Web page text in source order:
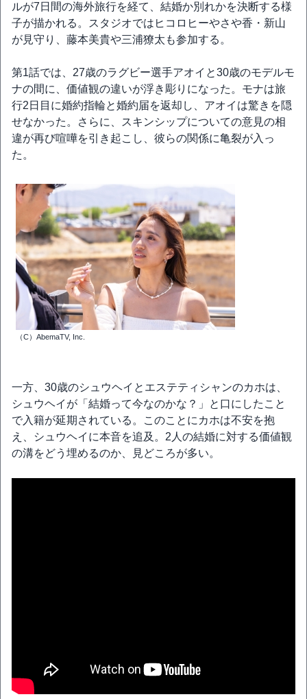
ルが7日間の海外旅行を経て、結婚か別れかを決断する様
子が描かれる。スタジオではヒコロヒーやさや香・新山
が見守り、藤本美貴や三浦獠太も参加する。
第1話では、27歳のラグビー選手アオイと30歳のモデルモ
ナの間に、価値観の違いが浮き彫りになった。モナは旅
行2日目に婚約指輪と婚約届を返却し、アオイは驚きを隠
せなかった。さらに、スキンシップについての意見の相
違が再び喧嘩を引き起こし、彼らの関係に亀裂が入っ
た。
（C）AbemaTV, Inc.
一方、30歳のシュウヘイとエステティシャンのカホは、
シュウヘイが「結婚って今なのかな？」と口にしたこと
で入籍が延期されている。このことにカホは不安を抱
え、シュウヘイに本音を追及。2人の結婚に対する価値観
の溝をどう埋めるのか、見どころが多い。